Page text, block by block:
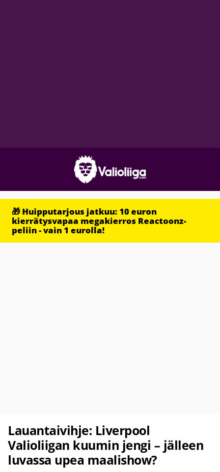
🎁 Huipputarjous jatkuu: 10 euron
kierrätysvapaa megakierros Reactoonz-
peliin - vain 1 eurolla!
Lauantaivihje: Liverpool
Valioliigan kuumin jengi – jälleen
luvassa upea maalishow?